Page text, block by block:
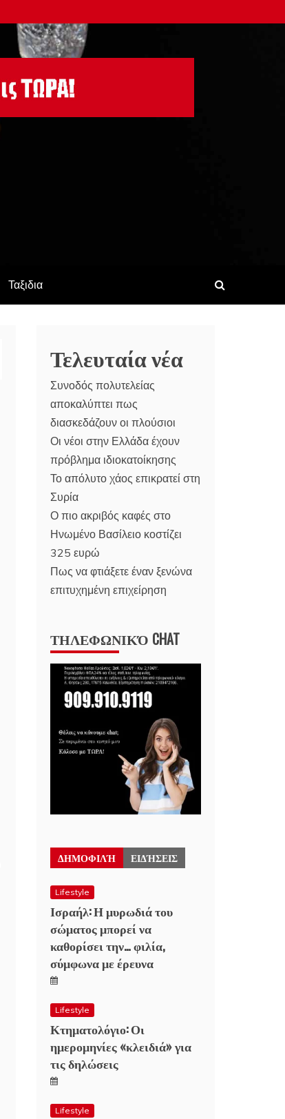
Ταξιδια
Τελευταία νέα
Συνοδός πολυτελείας
αποκαλύπτει πως
διασκεδάζουν οι πλούσιοι
Οι νέοι στην Ελλάδα έχουν
πρόβλημα ιδιοκατοίκησης
Το απόλυτο χάος επικρατεί στη
Συρία
Ο πιο ακριβός καφές στο
Ηνωμένο Βασίλειο κοστίζει
325 ευρώ
Πως να φτιάξετε έναν ξενώνα
επιτυχημένη επιχείρηση
ΤΗΛΕΦΩΝΙΚΌ CHAT
ΔΗΜΟΦΙΛΉ ΕΙΔΉΣΕΙΣ
Lifestyle
Ισραήλ: Η μυρωδιά του
σώματος μπορεί να
καθορίσει την… φιλία,
σύμφωνα με έρευνα
Lifestyle
Κτηματολόγιο: Οι
ημερομηνίες «κλειδιά» για
τις δηλώσεις
Lifestyle